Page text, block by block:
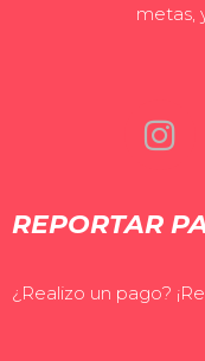
metas,
REPORTAR
¿Realizo un pago?